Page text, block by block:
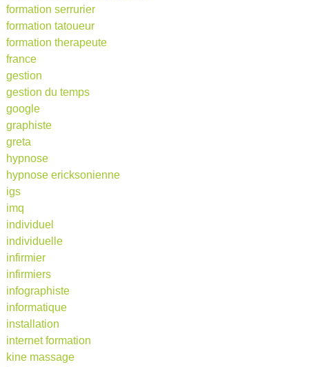
formation serrurier
formation tatoueur
formation therapeute
france
gestion
gestion du temps
google
graphiste
greta
hypnose
hypnose ericksonienne
igs
imq
individuel
individuelle
infirmier
infirmiers
infographiste
informatique
installation
internet formation
kine massage